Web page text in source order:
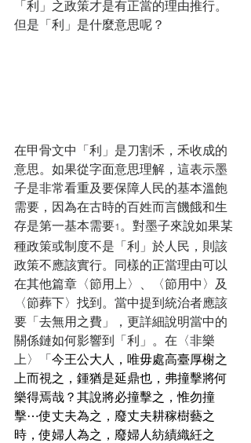
「利」之政策才是有正當的理由推行。
但是「利」是什麼意思呢？
在甲骨文中「利」是刀割禾，禾收成的
意思。如果從字面意思理解，這表示墨
子是非常看重及要保障人民的基本溫飽
需要，因為在古時的百姓而言饑餓和生
存是第一基本需要1 。對墨子來說如果某
種政策或制度不是「利」於人民，則該
政策不應該實行。同樣的正當理由可以
在其他篇章〈節用上〉、〈節用中〉及
〈節葬下〉找到。當中提到統治者應該
要「去無用之費」，更詳細說明當中的
關係鏈如何影響到「利」。在〈非樂
上〉「今王公大人，唯毋處高臺厚榭之
上而視之，鍾猶是延鼎也，弗撞擊將何
樂得焉哉？其說將必撞擊之，惟勿撞
擊⋯使丈夫為之，廢丈夫耕稼樹藝之
時，使婦人為之，廢婦人紡績織紝之